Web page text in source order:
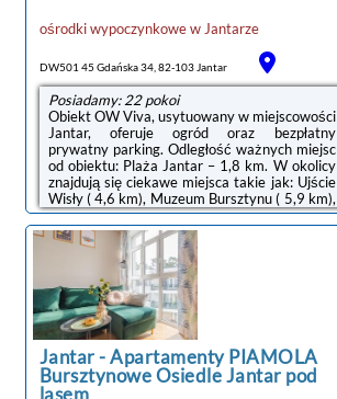
ośrodki wypoczynkowew Jantarze
DW501 45 Gdańska 34, 82-103 Jantar
Posiadamy: 22 pokoi
Obiekt OW Viva, usytuowany w miejscowości
Jantar, oferuje ogród oraz bezpłatny
prywatny parking. Odległość ważnych miejsc
od obiektu: Plaża Jantar – 1,8 km. W okolicy
znajdują się ciekawe miejsca takie jak: Ujście
Wisły ( 4,6 km), Muzeum Bursztynu ( 5,9 km),
Ryglowy Kościółek ( 6,6 km). Obiekt jest
idealnym wyborem dla niepalących.
Odległość ważnych miejsc od obiektu: Stacja
Kolejki Jantar Port – 600 m.W każdej opcji
zakwaterowania znajduje się prywatna
łazienka. W każdym pokoju w obiekcie
zapewniono prywatną łazienkę.W pobliżu
obiektu OW Viva znajdują się liczne ...
Jantar-Apartamenty PIAMOLA
Bursztynowe Osiedle Jantar pod
lasem